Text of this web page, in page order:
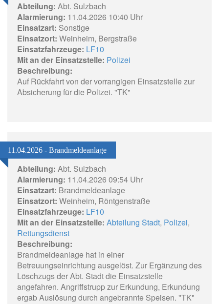
Abteilung: Abt. Sulzbach
Alarmierung: 11.04.2026 10:40 Uhr
Einsatzart: Sonstige
Einsatzort: Weinheim, Bergstraße
Einsatzfahrzeuge: LF10
Mit an der Einsatzstelle: Polizei
Beschreibung:
Auf Rückfahrt von der vorrangigen Einsatzstelle zur
Absicherung für die Polizei. "TK"
11.04.2026 - Brandmeldeanlage
Abteilung: Abt. Sulzbach
Alarmierung: 11.04.2026 09:54 Uhr
Einsatzart: Brandmeldeanlage
Einsatzort: Weinheim, Röntgenstraße
Einsatzfahrzeuge: LF10
Mit an der Einsatzstelle: Abteilung Stadt, Polizei,
Rettungsdienst
Beschreibung:
Brandmeldeanlage hat in einer
Betreuungseinrichtung ausgelöst. Zur Ergänzung des
Löschzugs der Abt. Stadt die Einsatzstelle
angefahren. Angriffstrupp zur Erkundung, Erkundung
ergab Auslösung durch angebrannte Speisen. "TK"